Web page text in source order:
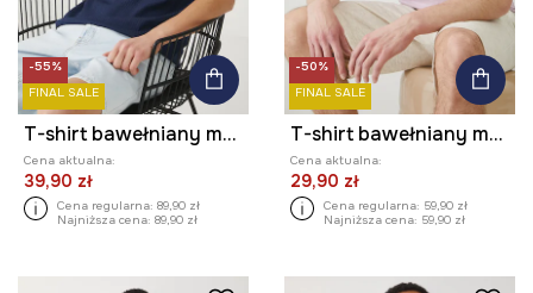
-55%
FINAL SALE
T-shirt bawełniany męski z elastanem prążkowany kolor granatowy
Cena aktualna:
39,90 zł
Cena regularna: 89,90 zł
Najniższa cena: 89,90 zł
-50%
FINAL SALE
T-shirt bawełniany męski z elastanem gładki kolor fioletowy
Cena aktualna:
29,90 zł
Cena regularna: 59,90 zł
Najniższa cena: 59,90 zł